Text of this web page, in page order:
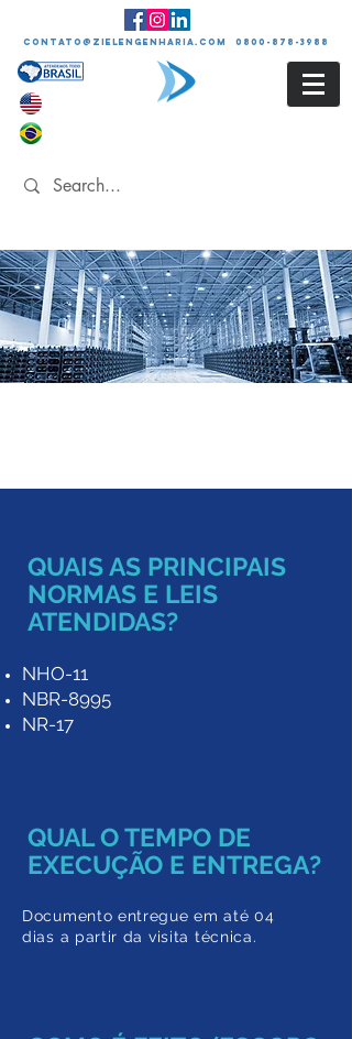
contato@zielengenharia.com 0800-878-3988
QUAIS AS PRINCIPAIS
NORMAS E LEIS
ATENDIDAS?
NHO-11
NBR-8995
NR-17
QUAL O TEMPO DE
EXECUÇÃO E ENTREGA?
Documento entregue em até 04
dias a partir da visita técnica.